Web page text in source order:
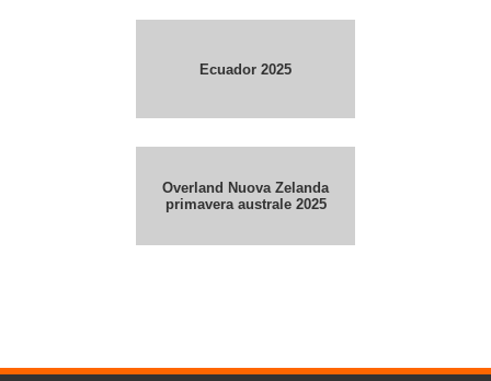
Ecuador 2025
Overland Nuova Zelanda
primavera australe 2025